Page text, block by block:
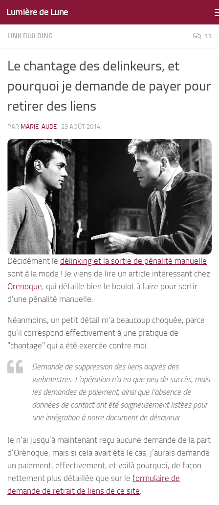
Skip to content
Lumière de Lune
LINK BUILDING 11
Le chantage des delinkeurs, et
pourquoi je demande de payer pour
retirer des liens
PAR MARIE-AUDE · 23 AOÛT 2014
Décidément le délinking et la sortie de pénalité manuelle
sont à la mode ! Je viens de lire un article intéressant chez
Orenoque, qui détaille bien le boulot à faire pour sortir
d’une pénalité manuelle.
Néanmoins, un petit détail m’a beaucoup choquée, parce
qu’il correspond effectivement à une pratique de
“chantage” qui a été exercée contre moi.
Demande de suppression des liens auprès des
webmestres. L’opération n’a eu que peu de succès, mais
les demandes de paiement, ainsi que l’absence de
données de contact ont été soigneusement listées pour
une intégration à notre document de désaveux.
Je n’ai jusqu’à maintenant reçu aucune demande de la part
d’Orénoque, mais si cela avait été le cas, j’aurais demandé
un paiement, effectivement, et voilà pourquoi, de façon
nettement plus détaillée que sur le formulaire de
demande de retrait de liens de ce site